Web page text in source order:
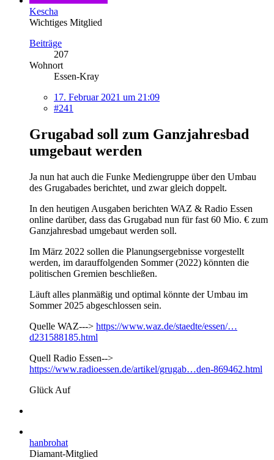
Kescha
Wichtiges Mitglied
Beiträge
207
Wohnort
Essen-Kray
17. Februar 2021 um 21:09
#241
Grugabad soll zum Ganzjahresbad
umgebaut werden
Ja nun hat auch die Funke Mediengruppe über den Umbau
des Grugabades berichtet, und zwar gleich doppelt.
In den heutigen Ausgaben berichten WAZ & Radio Essen
online darüber, dass das Grugabad nun für fast 60 Mio. € zum
Ganzjahresbad umgebaut werden soll.
Im März 2022 sollen die Planungsergebnisse vorgestellt
werden, im darauffolgenden Sommer (2022) könnten die
politischen Gremien beschließen.
Läuft alles planmäßig und optimal könnte der Umbau im
Sommer 2025 abgeschlossen sein.
Quelle WAZ---> https://www.waz.de/staedte/essen/…
d231588185.html
Quell Radio Essen-->
https://www.radioessen.de/artikel/grugab…den-869462.html
Glück Auf
hanbrohat
Diamant-Mitglied